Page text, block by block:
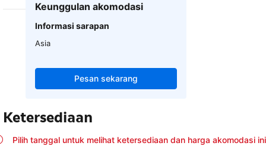
Keunggulan akomodasi
Informasi sarapan
Asia
Pesan sekarang
Ketersediaan
Pilih tanggal untuk melihat ketersediaan dan harga akomodasi ini